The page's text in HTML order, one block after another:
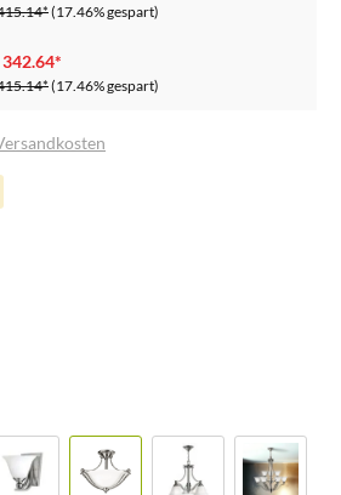
(17.46% gespart)
(17.46% gespart)